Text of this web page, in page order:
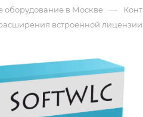
оборудование в Москве —
встроенной